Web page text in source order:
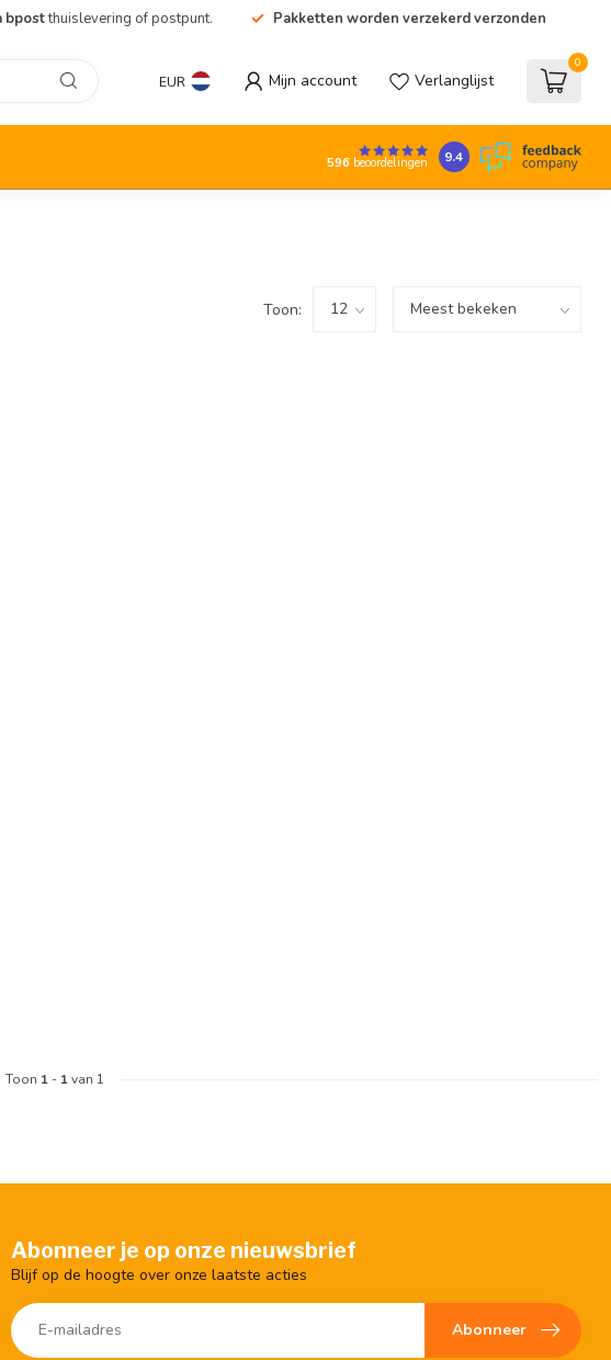
bpostthuislevering of postpunt. Pakketten worden verzekerd verzonden
EUR Mijn account Verlanglijst
0
596beoordelingen 9.4
Toon:
Toon 1 - 1van 1
Abonneer je op onze nieuwsbrief
Blijf op de hoogte over onze laatste acties
Abonneer